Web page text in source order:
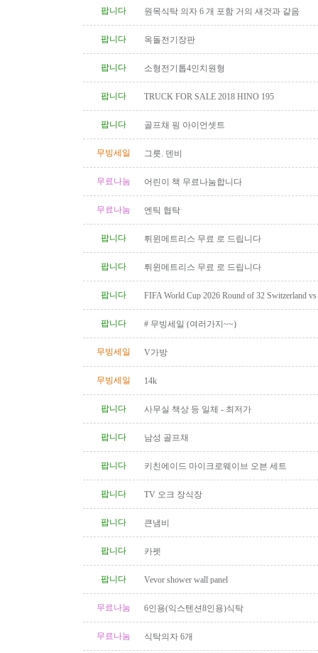
팝니다 원목식탁 의자 6 개 포함 거의 새것과 같음
팝니다 옥돌전기장판
팝니다 소형전기톱4인치원형
팝니다 TRUCK FOR SALE 2018 HINO 195
팝니다 골프채 핑 아이언셋트
무빙세일 그릇. 덴비
무료나눔 어린이 책 무료나눔합니다
무료나눔 엔틱 협탁
팝니다 튀윈메트리스 무료 로 드립니다
팝니다 튀윈메트리스 무료 로 드립니다
팝니다
FIFA World Cup 2026 Round of 32 Switzerland
팝니다
# 무빙세일 (여러가지~~)
무빙세일 V가방
무빙세일 14k
팝니다 사무실 책상 등 일체 - 최저가
팝니다 남성 골프채
팝니다 키친에이드 마이크로웨이브 오븐 세트
팝니다 TV 오크 장식장
팝니다 큰냄비
팝니다 카펫
팝니다 Vevor shower wall panel
무료나눔 6인용(익스텐션8인용)식탁
무료나눔 식탁의자 6개